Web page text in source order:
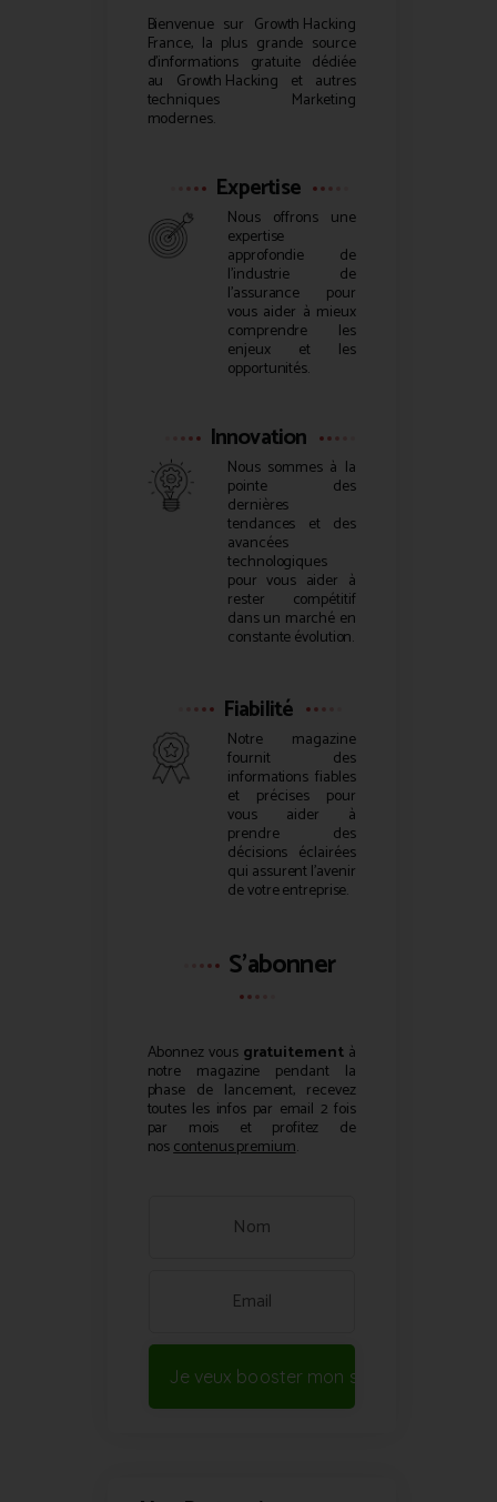
Bienvenue sur Growth Hacking
France, la plus grande source
d’informations gratuite dédiée
au Growth Hacking et autres
techniques Marketing
modernes.
Expertise
Nous offrons une
expertise
approfondie de
l’industrie de
l’assurance pour
vous aider à mieux
comprendre les
enjeux et les
opportunités.
Innovation
Nous sommes à la
pointe des
dernières
tendances et des
avancées
technologiques
pour vous aider à
rester compétitif
dans un marché en
constante évolution.
Fiabilité
Notre magazine
fournit des
informations fiables
et précises pour
vous aider à
prendre des
décisions éclairées
qui assurent l’avenir
de votre entreprise.
S'abonner
Abonnez vous gratuitementà
notre magazine pendant la
phase de lancement, recevez
toutes les infos par email 2 fois
par mois et profitez de
noscontenus premium.
Je veux booster mon site !